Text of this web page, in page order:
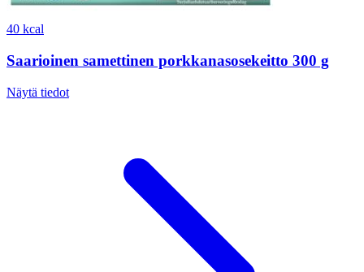
40 kcal
Saarioinen samettinen porkkanasosekeitto 300 g
Näytä tiedot